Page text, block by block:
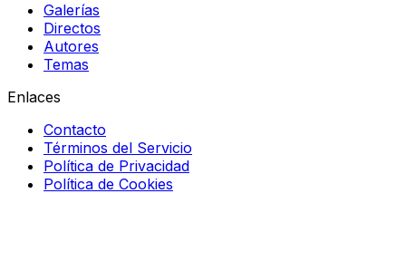
Galerías
Directos
Autores
Temas
Enlaces
Contacto
Términos del Servicio
Política de Privacidad
Política de Cookies